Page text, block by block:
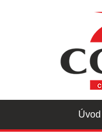
Úvod